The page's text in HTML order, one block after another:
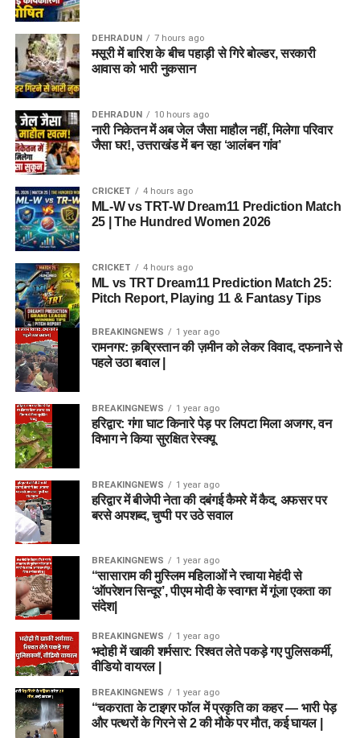
DEHRADUN 7 hours ago
मसूरी में बारिश के बीच पहाड़ी से गिरे बोल्डर, सरकारी
आवास को भारी नुकसान
DEHRADUN 10 hours ago
नारी निकेतन में अब जेल जैसा माहौल नहीं, मिलेगा परिवार
जैसा घर!, उत्तराखंड में बन रहा ‘आलंबन गांव’
CRICKET 4 hours ago
ML-W vs TRT-W Dream11 Prediction Match
25 | The Hundred Women 2026
CRICKET 4 hours ago
ML vs TRT Dream11 Prediction Match 25:
Pitch Report, Playing 11 & Fantasy Tips
BREAKINGNEWS 1 year ago
रामनगर: क़ब्रिस्तान की ज़मीन को लेकर विवाद, दफनाने से
पहले उठा बवाल |
BREAKINGNEWS 1 year ago
हरिद्वार: गंगा घाट किनारे पेड़ पर लिपटा मिला अजगर, वन
विभाग ने किया सुरक्षित रेस्क्यू
BREAKINGNEWS 1 year ago
हरिद्वार में बीजेपी नेता की दबंगई कैमरे में कैद, अफसर पर
बरसे अपशब्द, चुप्पी पर उठे सवाल
BREAKINGNEWS 1 year ago
“सासाराम की मुस्लिम महिलाओं ने रचाया मेहंदी से
‘ऑपरेशन सिन्दूर’, पीएम मोदी के स्वागत में गूंजा एकता का
संदेश|
BREAKINGNEWS 1 year ago
भदोही में खाकी शर्मसार: रिश्वत लेते पकड़े गए पुलिसकर्मी,
वीडियो वायरल |
BREAKINGNEWS 1 year ago
“चकराता के टाइगर फॉल में प्रकृति का कहर — भारी पेड़
और पत्थरों के गिरने से 2 की मौके पर मौत, कई घायल |